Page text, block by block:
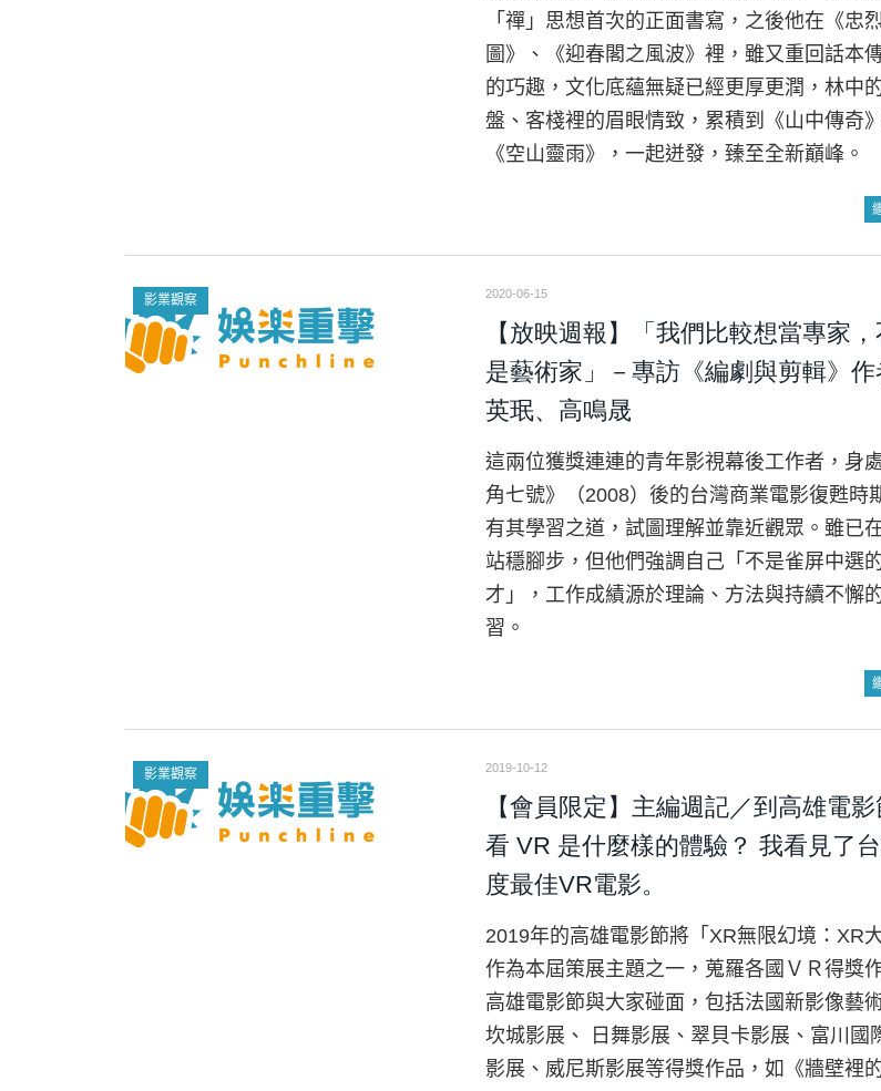
「禪」思想首次的正面書寫，之後他在《忠
圖》、《迎春閣之風波》裡，雖又重回話本
的巧趣，文化底蘊無疑已經更厚更潤，林中
盤、客棧裡的眉眼情致，累積到《山中傳奇
《空山靈雨》，一起迸發，臻至全新巔峰。
影業觀察
2020-06-15
【放映週報】「我們比較想當專家，
是藝術家」－專訪《編劇與剪輯》作
英珉、高鳴晟
這兩位獲獎連連的青年影視幕後工作者，身
角七號》（2008）後的台灣商業電影復甦時
有其學習之道，試圖理解並靠近觀眾。雖已
站穩腳步，但他們強調自己「不是雀屏中選
才」，工作成績源於理論、方法與持續不懈
習。
影業觀察
2019-10-12
【會員限定】主編週記／到高雄電影
看 VR 是什麼樣的體驗？ 我看見了
度最佳VR電影。
2019年的高雄電影節將「XR無限幻境：XR大
作為本屆策展主題之一，蒐羅各國ＶＲ得獎
高雄電影節與大家碰面，包括法國新影像藝
坎城影展、 日舞影展、翠貝卡影展、富川國
影展、威尼斯影展等得獎作品，如《牆壁裡